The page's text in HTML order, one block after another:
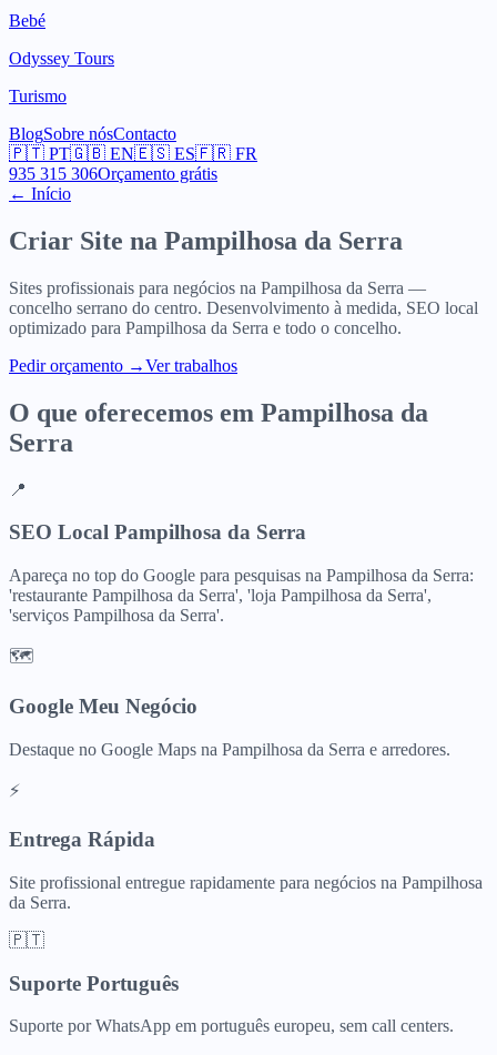
Bebé
Odyssey Tours
Turismo
BlogSobre nósContacto
🇵🇹 PT🇬🇧 EN🇪🇸 ES🇫🇷 FR
935 315 306Orçamento grátis
← Início
Criar Site na Pampilhosa da Serra
Sites profissionais para negócios na Pampilhosa da Serra —
concelho serrano do centro. Desenvolvimento à medida, SEO local
optimizado para Pampilhosa da Serra e todo o concelho.
Pedir orçamento →Ver trabalhos
O que oferecemos em Pampilhosa da
Serra
📍
SEO Local Pampilhosa da Serra
Apareça no top do Google para pesquisas na Pampilhosa da Serra:
'restaurante Pampilhosa da Serra', 'loja Pampilhosa da Serra',
'serviços Pampilhosa da Serra'.
🗺️
Google Meu Negócio
Destaque no Google Maps na Pampilhosa da Serra e arredores.
⚡
Entrega Rápida
Site profissional entregue rapidamente para negócios na Pampilhosa
da Serra.
🇵🇹
Suporte Português
Suporte por WhatsApp em português europeu, sem call centers.